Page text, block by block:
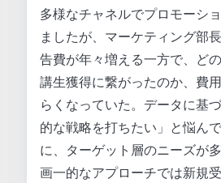
多様なチャネルでプロモーシ
ましたが、マーケティング部
告費が年々増える一方で、ど
講生獲得に繋がったのか、費
らくなっていた。データに基
的な戦略を打ちたい」と悩ん
に、ターゲット層のニーズが
画一的なアプローチでは新規